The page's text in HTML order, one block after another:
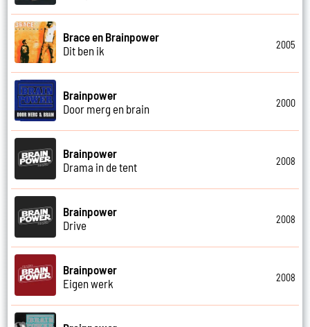
Brace en Brainpower
Dit ben ik
2005
Brainpower
Door merg en brain
2000
Brainpower
Drama in de tent
2008
Brainpower
Drive
2008
Brainpower
Eigen werk
2008